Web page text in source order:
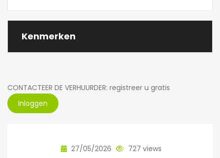
Kenmerken
CONTACTEER DE VERHUURDER: registreer u gratis
Inloggen
27/05/2026 727 views